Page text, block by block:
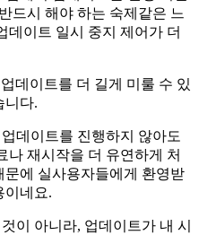
드시 해야 하는 숙제같은 느
데이트 일시 중지 제어가 더
데이트를 더 길게 미룰 수 있
니다.
데이트를 진행하지 않아도
나 재시작을 더 유연하게 처
에 실사용자들에게 환영받
이네요.
이 아니라, 업데이트가 내 시